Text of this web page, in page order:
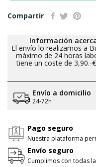
Compartir
Información
El envío lo realizamos a
máximo de 24 horas
tiene un coste de 3,90.-
Envío a domicilio
24-72h
Pago seguro
Nuestra plataforma
Envío seguro
Cumplimos con todas